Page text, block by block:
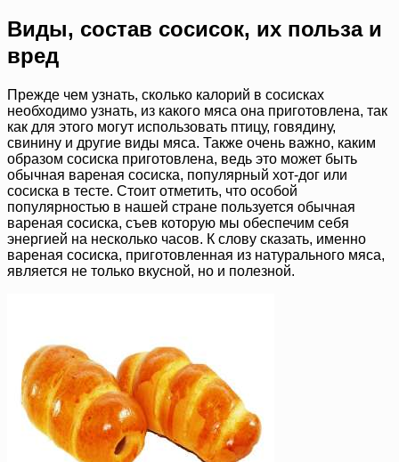
Виды, состав сосисок, их польза и
вред
Прежде чем узнать, сколько калорий в сосисках
необходимо узнать, из какого мяса она приготовлена, так
как для этого могут использовать птицу, говядину,
свинину и другие виды мяса. Также очень важно, каким
образом сосиска приготовлена, ведь это может быть
обычная вареная сосиска, популярный хот-дог или
сосиска в тесте. Стоит отметить, что особой
популярностью в нашей стране пользуется обычная
вареная сосиска, съев которую мы обеспечим себя
энергией на несколько часов. К слову сказать, именно
вареная сосиска, приготовленная из натурального мяса,
является не только вкусной, но и полезной.